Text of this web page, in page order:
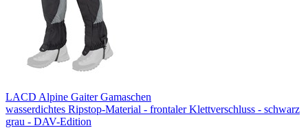
LACD Alpine Gaiter Gamaschen
wasserdichtes Ripstop-Material - frontaler Klettverschluss - schwarz
grau - DAV-Edition